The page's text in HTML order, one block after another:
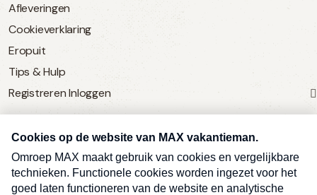
Afleveringen
Cookieverklaring
Eropuit
Tips & Hulp
Registreren Inloggen
SERVICE
Over Omroep MAX
MAX Vandaag